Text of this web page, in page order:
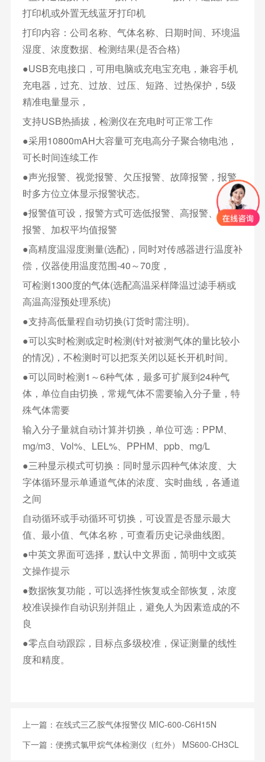
打印机或外置无线蓝牙打印机
打印内容：公司名称、气体名称、日期时间、环境温
湿度、浓度数据、检测结果(是否合格)
●USB充电接口，可用电脑或充电宝充电，兼容手机
充电器，过充、过放、过压、短路、过热保护，5级
精准电量显示，
支持USB热插拔，检测仪在充电时可正常工作
●采用10800mAH大容量可充电高分子聚合物电池，
可长时间连续工作
●声光报警、视觉报警、欠压报警、故障报警，报警
时多方位立体显示报警状态。
●报警值可设，报警方式可选低报警、高报警、区间
报警、加权平均值报警
●高精度温湿度测量(选配)，同时对传感器进行温度补
偿，仪器使用温度范围-40～70度，
可检测1300度的气体(选配高温采样降温过滤手柄或
高温高湿预处理系统)
●支持高低量程自动切换(订货时需注明)。
●可以实时检测或定时检测(针对被测气体的量比较小
的情况)，不检测时可以把泵关闭以延长开机时间。
●可以同时检测1～6种气体，最多可扩展到24种气
体，单位自由切换，常规气体不需要输入分子量，特
殊气体需要
输入分子量就自动计算并切换，单位可选：PPM、
mg/m3、Vol%、LEL%、PPHM、ppb、mg/L
●三种显示模式可切换：同时显示四种气体浓度、大
字体循环显示单通道气体的浓度、实时曲线，各通道
之间
自动循环或手动循环可切换，可设置是否显示最大
值、最小值、气体名称，可查看历史记录曲线图。
●中英文界面可选择，默认中文界面，简明中文或英
文操作提示
●数据恢复功能，可以选择性恢复或全部恢复，浓度
校准误操作自动识别并阻止，避免人为因素造成的不
良
●零点自动跟踪，目标点多级校准，保证测量的线性
度和精度。
上一篇： 在线式三乙胺气体报警仪 MIC-600-C6H15N
下一篇： 便携式氯甲烷气体检测仪（红外） MS600-CH3CL